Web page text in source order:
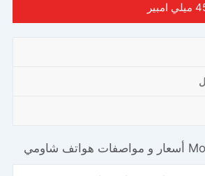
أسعار و مواصفات هواتف شاومي